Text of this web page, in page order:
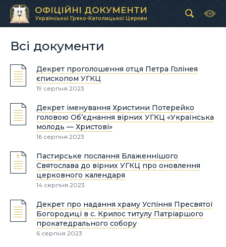
ОФІЦІЙНІ ДОКУМЕНТИ
Української Греко-Католицької Церкви
Всі документи
Декрет проголошення отця Петра Голінея
єпископом УГКЦ
19 серпня 2023
Декрет іменування Христини Потерейко
головою Об’єднання вірних УГКЦ «Українська
молодь — Христові»
16 серпня 2023
Пастирське послання Блаженнішого
Святослава до вірних УГКЦ про оновлення
церковного календаря
14 серпня 2023
Декрет про надання храму Успіння Пресвятої
Богородиці в с. Крилос титулу Патріаршого
прокатедрального собору
6 серпня 2023